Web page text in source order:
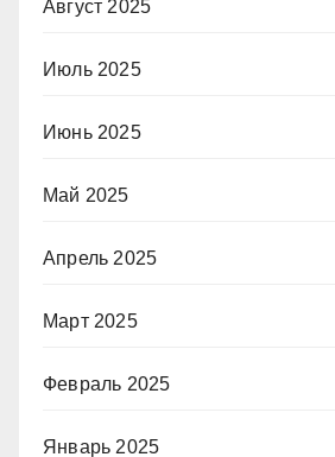
Август 2025
Июль 2025
Июнь 2025
Май 2025
Апрель 2025
Март 2025
Февраль 2025
Январь 2025